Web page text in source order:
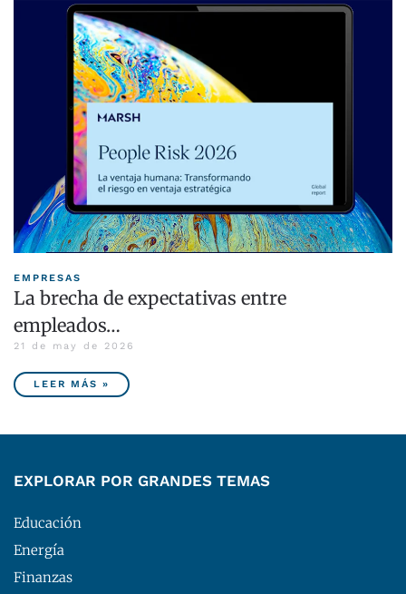
EMPRESAS
La brecha de expectativas entre
empleados…
21 de may de 2026
LEER MÁS »
EXPLORAR POR GRANDES TEMAS
Educación
Energía
Finanzas